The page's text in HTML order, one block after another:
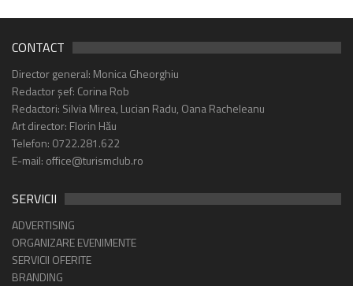
CONTACT
Director general: Monica Gheorghiu
Redactor șef: Corina Rob
Redactori: Silvia Mirea, Lucian Radu, Oana Racheleanu
Art director: Florin Hău
Telefon: 0722.281.622
E-mail: office@turismclub.ro
SERVICII
ADVERTISING
ORGANIZARE EVENIMENTE
SERVICII OFERITE
BRANDING